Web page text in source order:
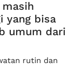
yang bisa
umum dari
rutin dan